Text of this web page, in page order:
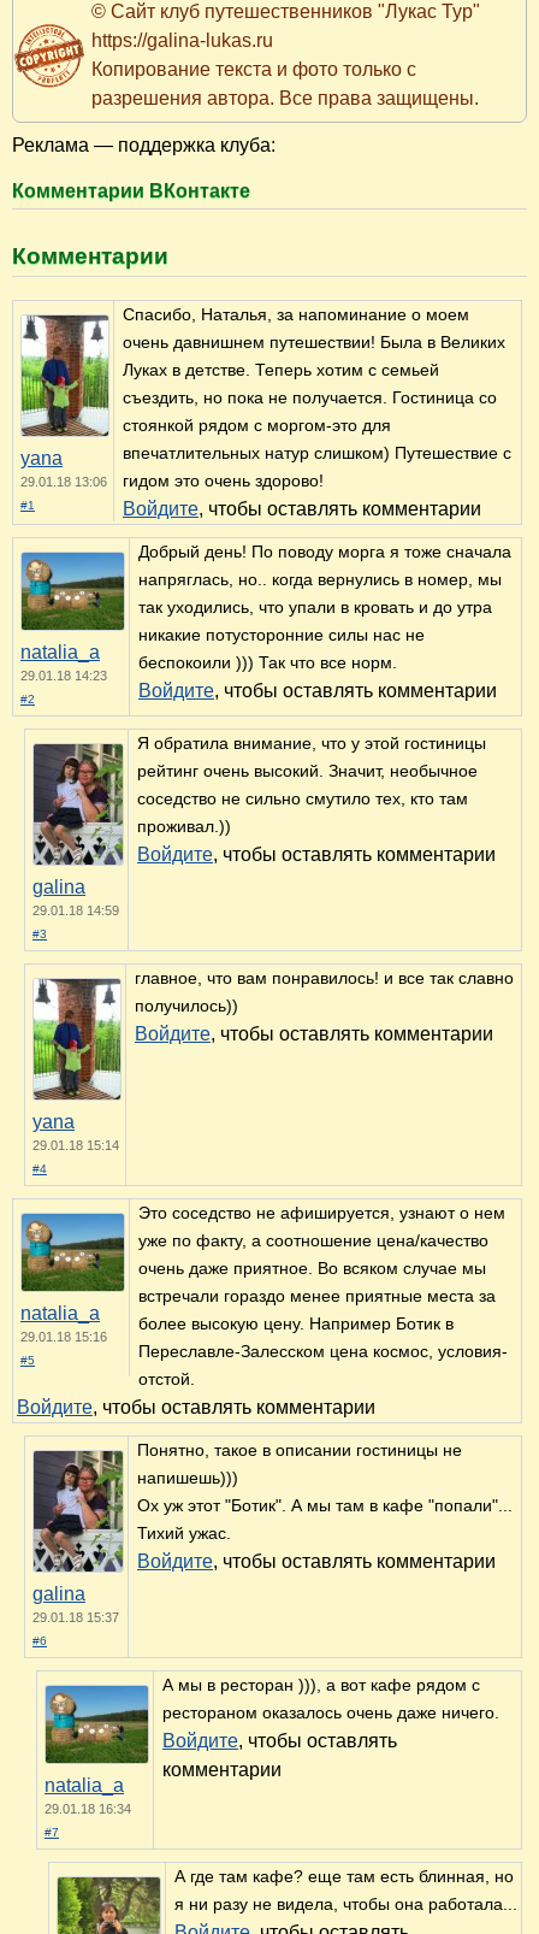
© Сайт клуб путешественников "Лукас Тур"
https://galina-lukas.ru
Копирование текста и фото только с
разрешения автора. Все права защищены.
Реклама — поддержка клуба:
Комментарии ВКонтакте
Комментарии
yana
29.01.18 13:06
#1
Спасибо, Наталья, за напоминание о моем
очень давнишнем путешествии! Была в Великих
Луках в детстве. Теперь хотим с семьей
съездить, но пока не получается. Гостиница со
стоянкой рядом с моргом-это для
впечатлительных натур слишком) Путешествие с
гидом это очень здорово!
Войдите, чтобы оставлять комментарии
natalia_a
29.01.18 14:23
#2
Добрый день! По поводу морга я тоже сначала
напряглась, но.. когда вернулись в номер, мы
так уходились, что упали в кровать и до утра
никакие потусторонние силы нас не
беспокоили ))) Так что все норм.
Войдите, чтобы оставлять комментарии
galina
29.01.18 14:59
#3
Я обратила внимание, что у этой гостиницы
рейтинг очень высокий. Значит, необычное
соседство не сильно смутило тех, кто там
проживал.))
Войдите, чтобы оставлять комментарии
yana
29.01.18 15:14
#4
главное, что вам понравилось! и все так славно
получилось))
Войдите, чтобы оставлять комментарии
natalia_a
29.01.18 15:16
#5
Это соседство не афишируется, узнают о нем
уже по факту, а соотношение цена/качество
очень даже приятное. Во всяком случае мы
встречали гораздо менее приятные места за
более высокую цену. Например Ботик в
Переславле-Залесском цена космос, условия-
отстой.
Войдите, чтобы оставлять комментарии
galina
29.01.18 15:37
#6
Понятно, такое в описании гостиницы не
напишешь)))
Ох уж этот "Ботик". А мы там в кафе "попали"...
Тихий ужас.
Войдите, чтобы оставлять комментарии
natalia_a
29.01.18 16:34
#7
А мы в ресторан ))), а вот кафе рядом с
рестораном оказалось очень даже ничего.
Войдите, чтобы оставлять
комментарии
А где там кафе? еще там есть блинная, но
я ни разу не видела, чтобы она работала...